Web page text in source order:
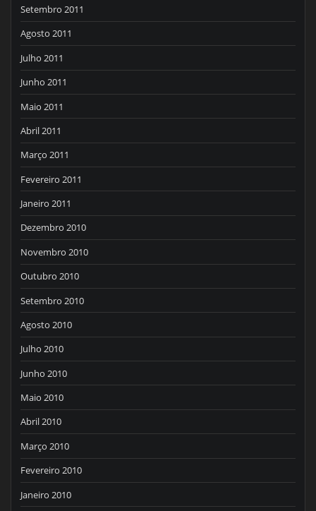
Setembro 2011
Agosto 2011
Julho 2011
Junho 2011
Maio 2011
Abril 2011
Março 2011
Fevereiro 2011
Janeiro 2011
Dezembro 2010
Novembro 2010
Outubro 2010
Setembro 2010
Agosto 2010
Julho 2010
Junho 2010
Maio 2010
Abril 2010
Março 2010
Fevereiro 2010
Janeiro 2010